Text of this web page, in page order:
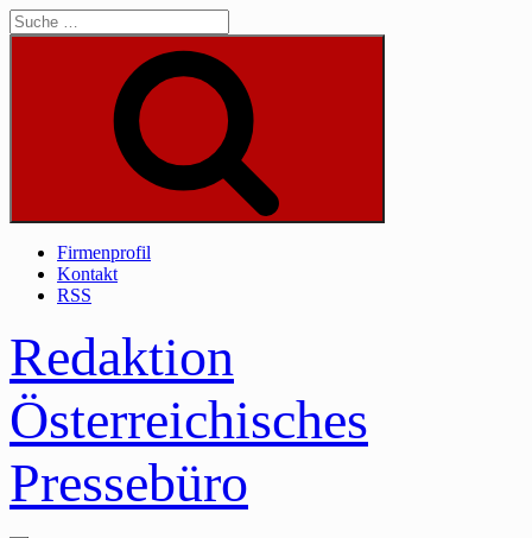
Skip
to
Suche
Firmenprofil
Kontakt
RSS
Redaktion
Österreichisches
Pressebüro